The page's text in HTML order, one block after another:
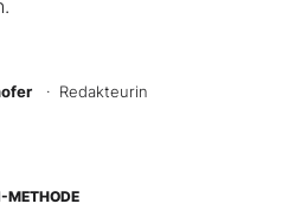
· Redakteurin
METHODE